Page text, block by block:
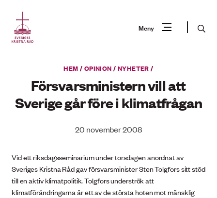
innehåll
Meny Sök
efter?
HEM / OPINION / NYHETER /
Försvarsministern vill att
Sverige går före i klimatfrågan
20 november 2008
Vid ett riksdagsseminarium under torsdagen anordnat av
Sveriges Kristna Råd gav försvarsminister Sten Tolgfors sitt stöd
till en aktiv klimatpolitik. Tolgfors underströk att
klimatförändringarna är ett av de största hoten mot mänsklig